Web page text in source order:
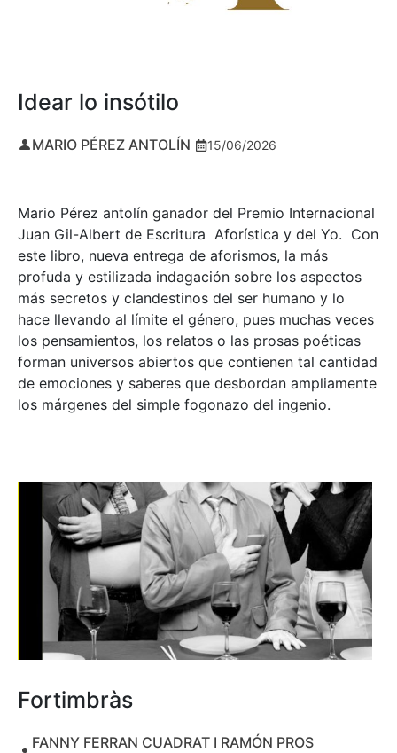
Idear lo insótilo
MARIO PÉREZ ANTOLÍN 15/06/2026
Mario Pérez antolín ganador del Premio Internacional
Juan Gil-Albert de Escritura Aforística y del Yo. Con
este libro, nueva entrega de aforismos, la más
profuda y estilizada indagación sobre los aspectos
más secretos y clandestinos del ser humano y lo
hace llevando al límite el género, pues muchas veces
los pensamientos, los relatos o las prosas poéticas
forman universos abiertos que contienen tal cantidad
de emociones y saberes que desbordan ampliamente
los márgenes del simple fogonazo del ingenio.
Fortimbràs
FANNY FERRAN CUADRAT I RAMÓN PROS